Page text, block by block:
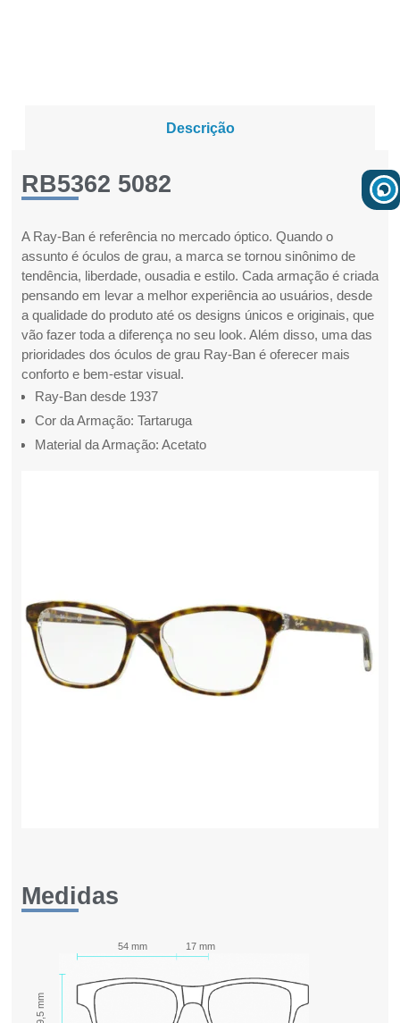
Descrição
RB5362 5082
A Ray-Ban é referência no mercado óptico. Quando o
assunto é óculos de grau, a marca se tornou sinônimo de
tendência, liberdade, ousadia e estilo. Cada armação é criada
pensando em levar a melhor experiência ao usuários, desde
a qualidade do produto até os designs únicos e originais, que
vão fazer toda a diferença no seu look. Além disso, uma das
prioridades dos óculos de grau Ray-Ban é oferecer mais
conforto e bem-estar visual.
Ray-Ban desde 1937
Cor da Armação: Tartaruga
Material da Armação: Acetato
Medidas
54 mm 17 mm
39,5 mm